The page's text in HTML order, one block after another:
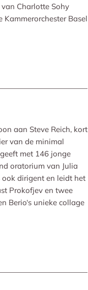
van Charlotte Sohy
Kammerorchester Basel
aan Steve Reich, kort
van de minimal
met 146 jonge
oratorium van Julia
ook dirigent en leidt het
Prokofjev en twee
Berio‘s unieke collage